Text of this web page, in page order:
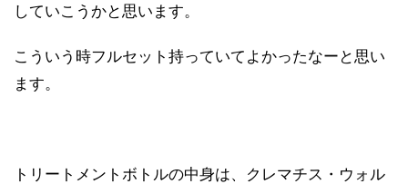
していこうかと思います。
こういう時フルセット持っていてよかったなーと思い
ます。
トリートメントボトルの中身は、クレマチス・ウォル